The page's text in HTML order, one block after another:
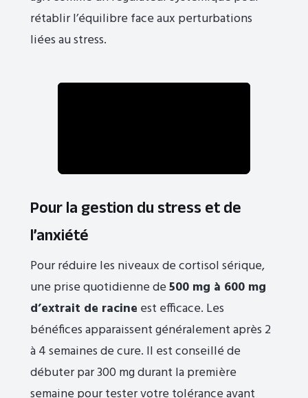
rétablir l’équilibre face aux perturbations
liées au stress.
Pour la gestion du stress et de
l’anxiété
Pour réduire les niveaux de cortisol sérique,
une prise quotidienne de500 mg à 600 mg
d’extrait de racine est efficace. Les
bénéfices apparaissent généralement après 2
à 4 semaines de cure. Il est conseillé de
débuter par 300 mg durant la première